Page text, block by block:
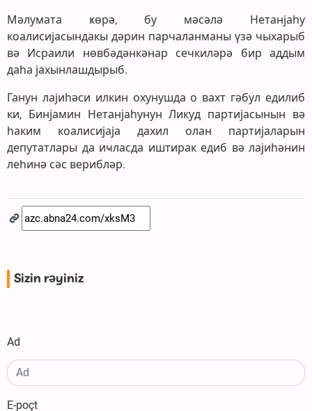
Мәлумата ҝөрә, бу мәсәлә Нетанјаһу
коалисијасындакы дәрин парчаланманы үзә чыхарыб
вә Исраили нөвбәдәнкәнар сечкиләрә бир аддым
даһа јахынлашдырыб.
Ганун лајиһәси илкин охунушда о вахт гәбул едилиб
ки, Бинјамин Нетанјаһунун Ликуд партијасынын вә
һаким коалисијаја дахил олан партијаларын
депутатлары да иҹласда иштирак едиб вә лајиһәнин
леһинә сәс верибләр.
Sizin rəyiniz
Ad
E-poçt